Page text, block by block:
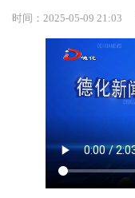
时间：2025-05-09 21:03